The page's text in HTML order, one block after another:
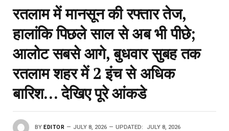
रतलाम में मानसून की रफ्तार तेज,
हालांकि पिछले साल से अब भी पीछे;
आलोट सबसे आगे, बुधवार सुबह तक
रतलाम शहर में 2 इंच से अधिक
बारिश… देखिए पूरे आंकडे
BY EDITOR JULY 8, 2026 UPDATED: JULY 8, 2026